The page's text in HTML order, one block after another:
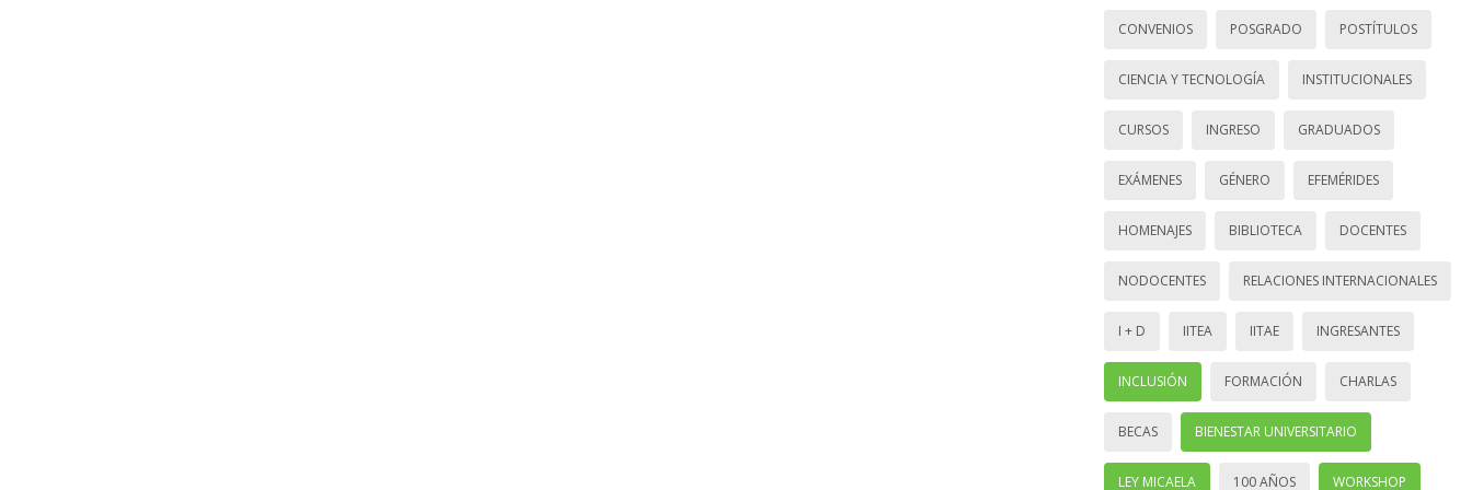
CONVENIOS POSGRADO POSTÍTULOS
CIENCIA Y TECNOLOGÍA INSTITUCIONALES
CURSOS INGRESO GRADUADOS
EXÁMENES GÉNERO EFEMÉRIDES
HOMENAJES BIBLIOTECA DOCENTES
NODOCENTES RELACIONES INTERNACIONALES
I + D IITEA IITAE INGRESANTES
INCLUSIÓN FORMACIÓN CHARLAS
BECAS BIENESTAR UNIVERSITARIO
LEY MICAELA 100 AÑOS WORKSHOP